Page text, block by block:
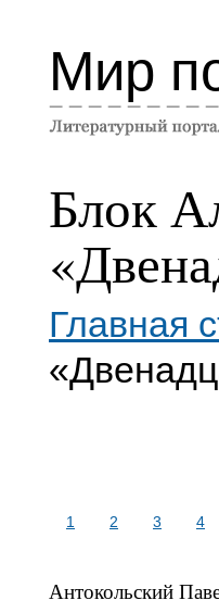
Мир
Блок
Главная
1 2 3 4
Антокольский